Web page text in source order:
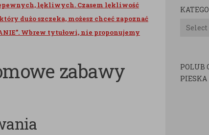
lękliwych. Czasem lękliwość
dużo szczeka, możesz chceć zapoznać
Wbrew tytułowi, nie proponujemy
zabawy
POLUB
PIESKA